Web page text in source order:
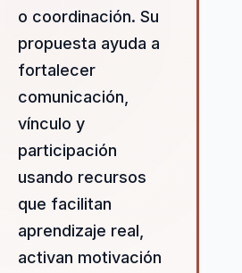
o coordinación. Su
propuesta ayuda a
fortalecer
comunicación,
vínculo y
participación
usando recursos
que facilitan
aprendizaje real,
activan motivación